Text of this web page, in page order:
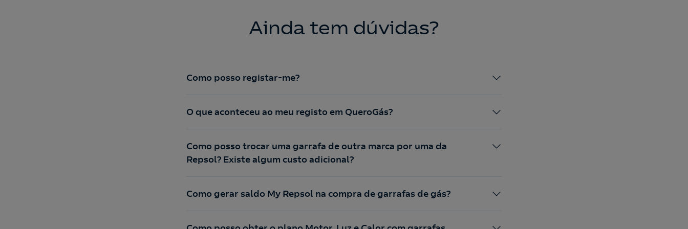
Ainda tem dúvidas?
Como posso registar-me?
O que aconteceu ao meu registo em QueroGás?
Como posso trocar uma garrafa de outra marca por uma da
Repsol? Existe algum custo adicional?
Como gerar saldo My Repsol na compra de garrafas de gás?